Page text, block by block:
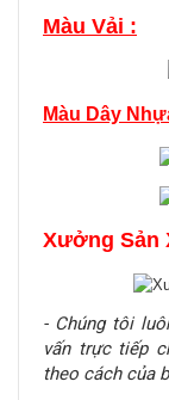
Màu Vải :
Màu Dây
Xưởng Sản
- Chúng tôi
vấn trực tiếp
theo cách của